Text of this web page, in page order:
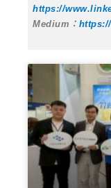
https://
Medium：